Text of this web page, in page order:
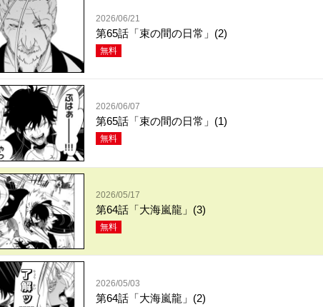
2026/06/21
第65話「束の間の日常」(2)
無料
2026/06/07
第65話「束の間の日常」(1)
無料
2026/05/17
第64話「大海嵐龍」(3)
無料
2026/05/03
第64話「大海嵐龍」(2)